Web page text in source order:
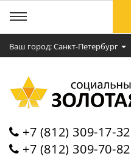
Ваш город: Cанкт-Петербург
+7 (812) 309-17-32
+7 (812) 309-70-82